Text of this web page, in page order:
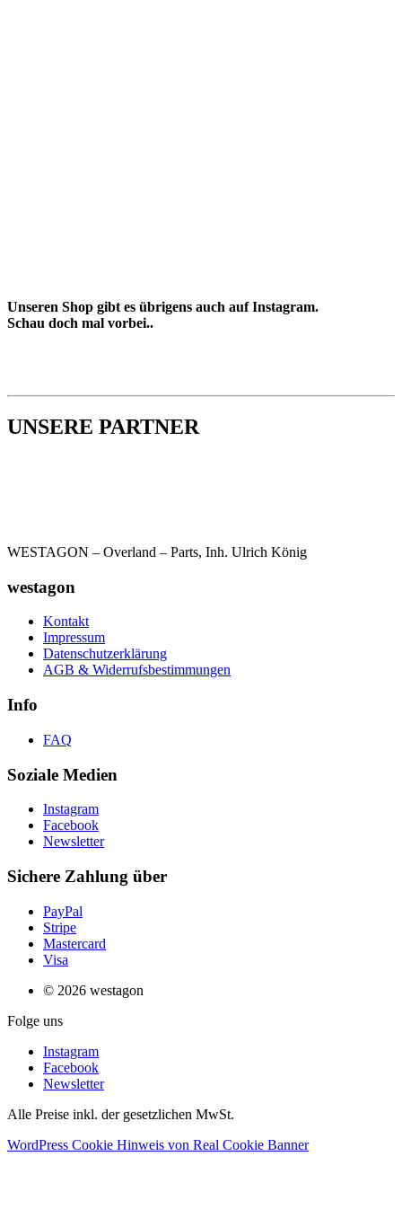
Unseren Shop gibt es übrigens auch auf Instagram.
Schau doch mal vorbei..
UNSERE PARTNER
WESTAGON – Overland – Parts, Inh. Ulrich König
westagon
Kontakt
Impressum
Datenschutzerklärung
AGB & Widerrufsbestimmungen
Info
FAQ
Soziale Medien
Instagram
Facebook
Newsletter
Sichere Zahlung über
PayPal
Stripe
Mastercard
Visa
© 2026 westagon
Folge uns
Instagram
Facebook
Newsletter
Alle Preise inkl. der gesetzlichen MwSt.
WordPress Cookie Hinweis von Real Cookie Banner